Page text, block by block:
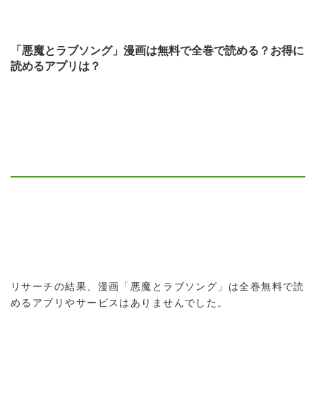
「悪魔とラブソング」漫画は無料で全巻で読める？お得に
読めるアプリは？
リサーチの結果、漫画「悪魔とラブソング」は全巻無料で読
めるアプリやサービスはありませんでした。